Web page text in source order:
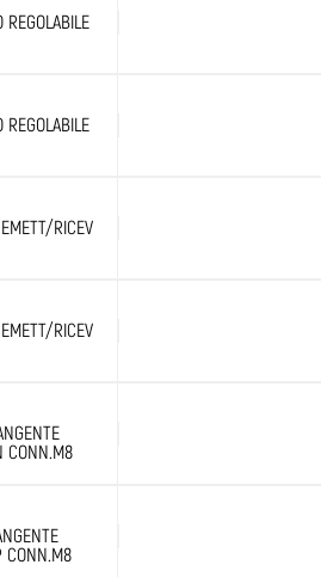
REGOLABILE
REGOLABILE
RICEV
RICEV
CONN.M8
CONN.M8